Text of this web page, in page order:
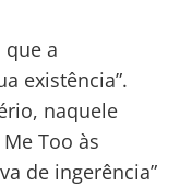
a
existência”.
naquele
Too às
de ingerência”